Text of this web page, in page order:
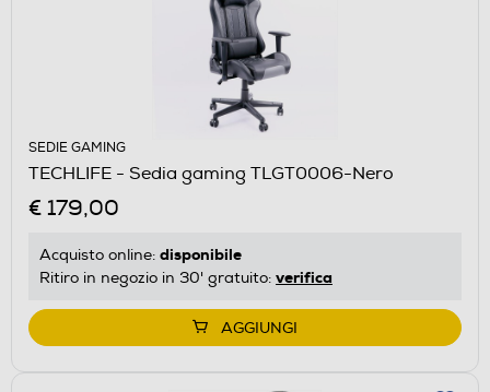
SEDIE GAMING
TECHLIFE - Sedia gaming TLGT0006-Nero
€ 179,00
Acquisto online: disponibile
Ritiro in negozio in 30' gratuito: verifica
AGGIUNGI